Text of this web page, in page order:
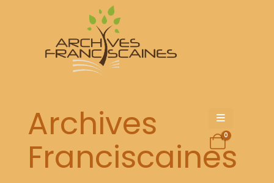
Archives
Franciscaines
0